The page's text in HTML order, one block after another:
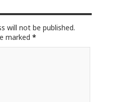
will not be published.
marked *